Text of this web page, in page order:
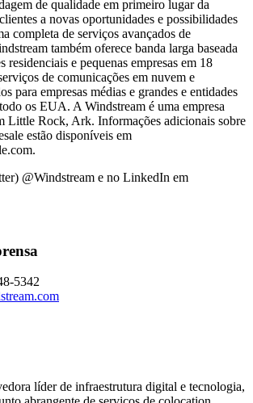
de qualidade em primeiro lugar da
a novas oportunidades e possibilidades
completa de serviços avançados de
também oferece banda larga baseada
residenciais e pequenas empresas em 18
de comunicações em nuvem e
para empresas médias e grandes e entidades
os EUA. A Windstream é uma empresa
Little Rock, Ark. Informações adicionais sobre
estão disponíveis em
@Windstream e no LinkedIn em
5342
líder de infraestrutura digital e tecnologia,